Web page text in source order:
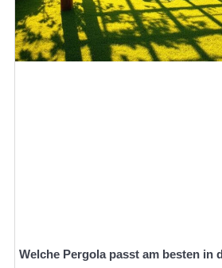
Welche Pergola passt am besten in